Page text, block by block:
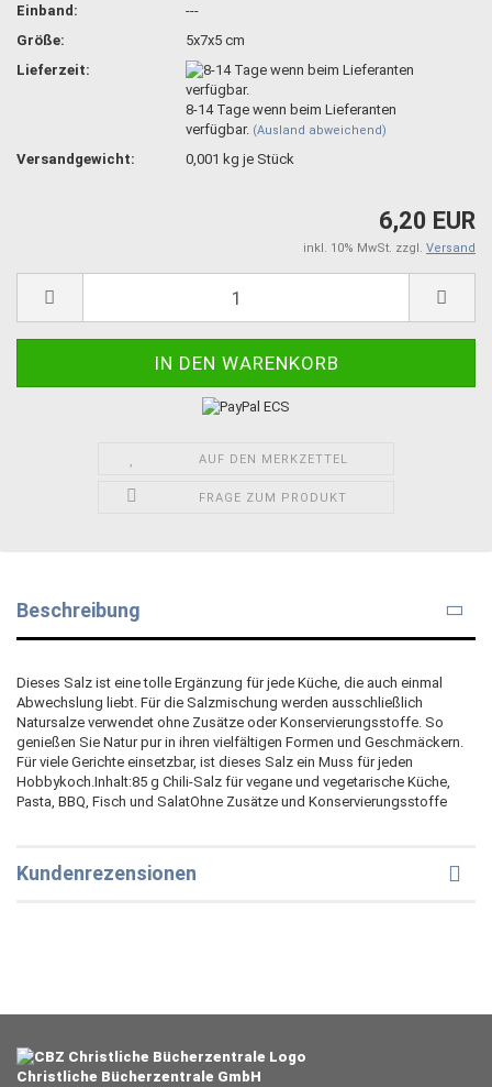
Einband:
---
Größe:
5x7x5 cm
Lieferzeit:
8-14 Tage wenn beim Lieferanten
verfügbar. (Ausland abweichend)
Versandgewicht: 0,001 kg je Stück
6,20 EUR
inkl. 10% MwSt. zzgl. Versand
AUF DEN MERKZETTEL
FRAGE ZUM PRODUKT
Beschreibung
Dieses Salz ist eine tolle Ergänzung für jede Küche, die auch einmal
Abwechslung liebt. Für die Salzmischung werden ausschließlich
Natursalze verwendet ohne Zusätze oder Konservierungsstoffe. So
genießen Sie Natur pur in ihren vielfältigen Formen und Geschmäckern.
Für viele Gerichte einsetzbar, ist dieses Salz ein Muss für jeden
Hobbykoch.Inhalt:85 g Chili-Salz für vegane und vegetarische Küche,
Pasta, BBQ, Fisch und SalatOhne Zusätze und Konservierungsstoffe
Kundenrezensionen
Christliche Bücherzentrale GmbH